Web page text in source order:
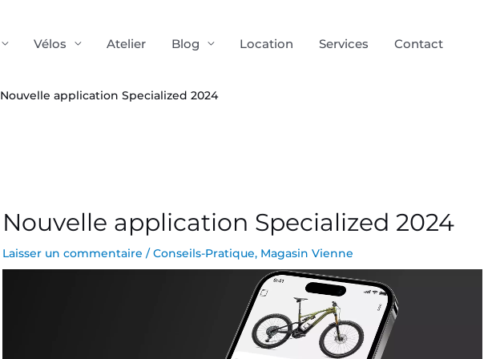
Vélos Atelier Blog Location Services Contact
Nouvelle application Specialized 2024
Nouvelle application Specialized 2024
Laisser un commentaire /Conseils-Pratique, Magasin Vienne